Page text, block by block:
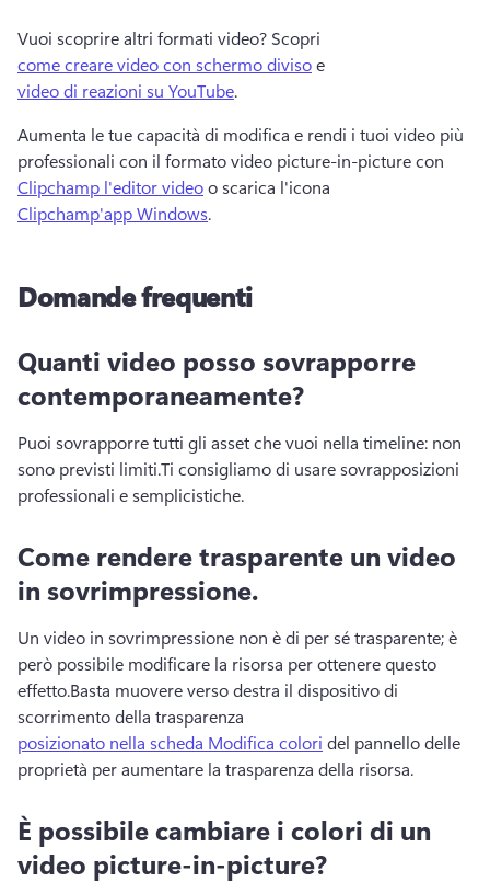
Vuoi scoprire altri formati video? Scopri
come creare video con schermo diviso e
video di reazioni su YouTube.
Aumenta le tue capacità di modifica e rendi i tuoi video più
professionali con il formato video picture-in-picture con
Clipchamp l'editor video o scarica l'icona
Clipchamp'app Windows.
Domande frequenti
Quanti video posso sovrapporre
contemporaneamente?
Puoi sovrapporre tutti gli asset che vuoi nella timeline: non
sono previsti limiti.Ti consigliamo di usare sovrapposizioni
professionali e semplicistiche.
Come rendere trasparente un video
in sovrimpressione.
Un video in sovrimpressione non è di per sé trasparente; è
però possibile modificare la risorsa per ottenere questo
effetto.Basta muovere verso destra il dispositivo di
scorrimento della trasparenza
posizionato nella scheda Modifica colori del pannello delle
proprietà per aumentare la trasparenza della risorsa.
È possibile cambiare i colori di un
video picture-in-picture?